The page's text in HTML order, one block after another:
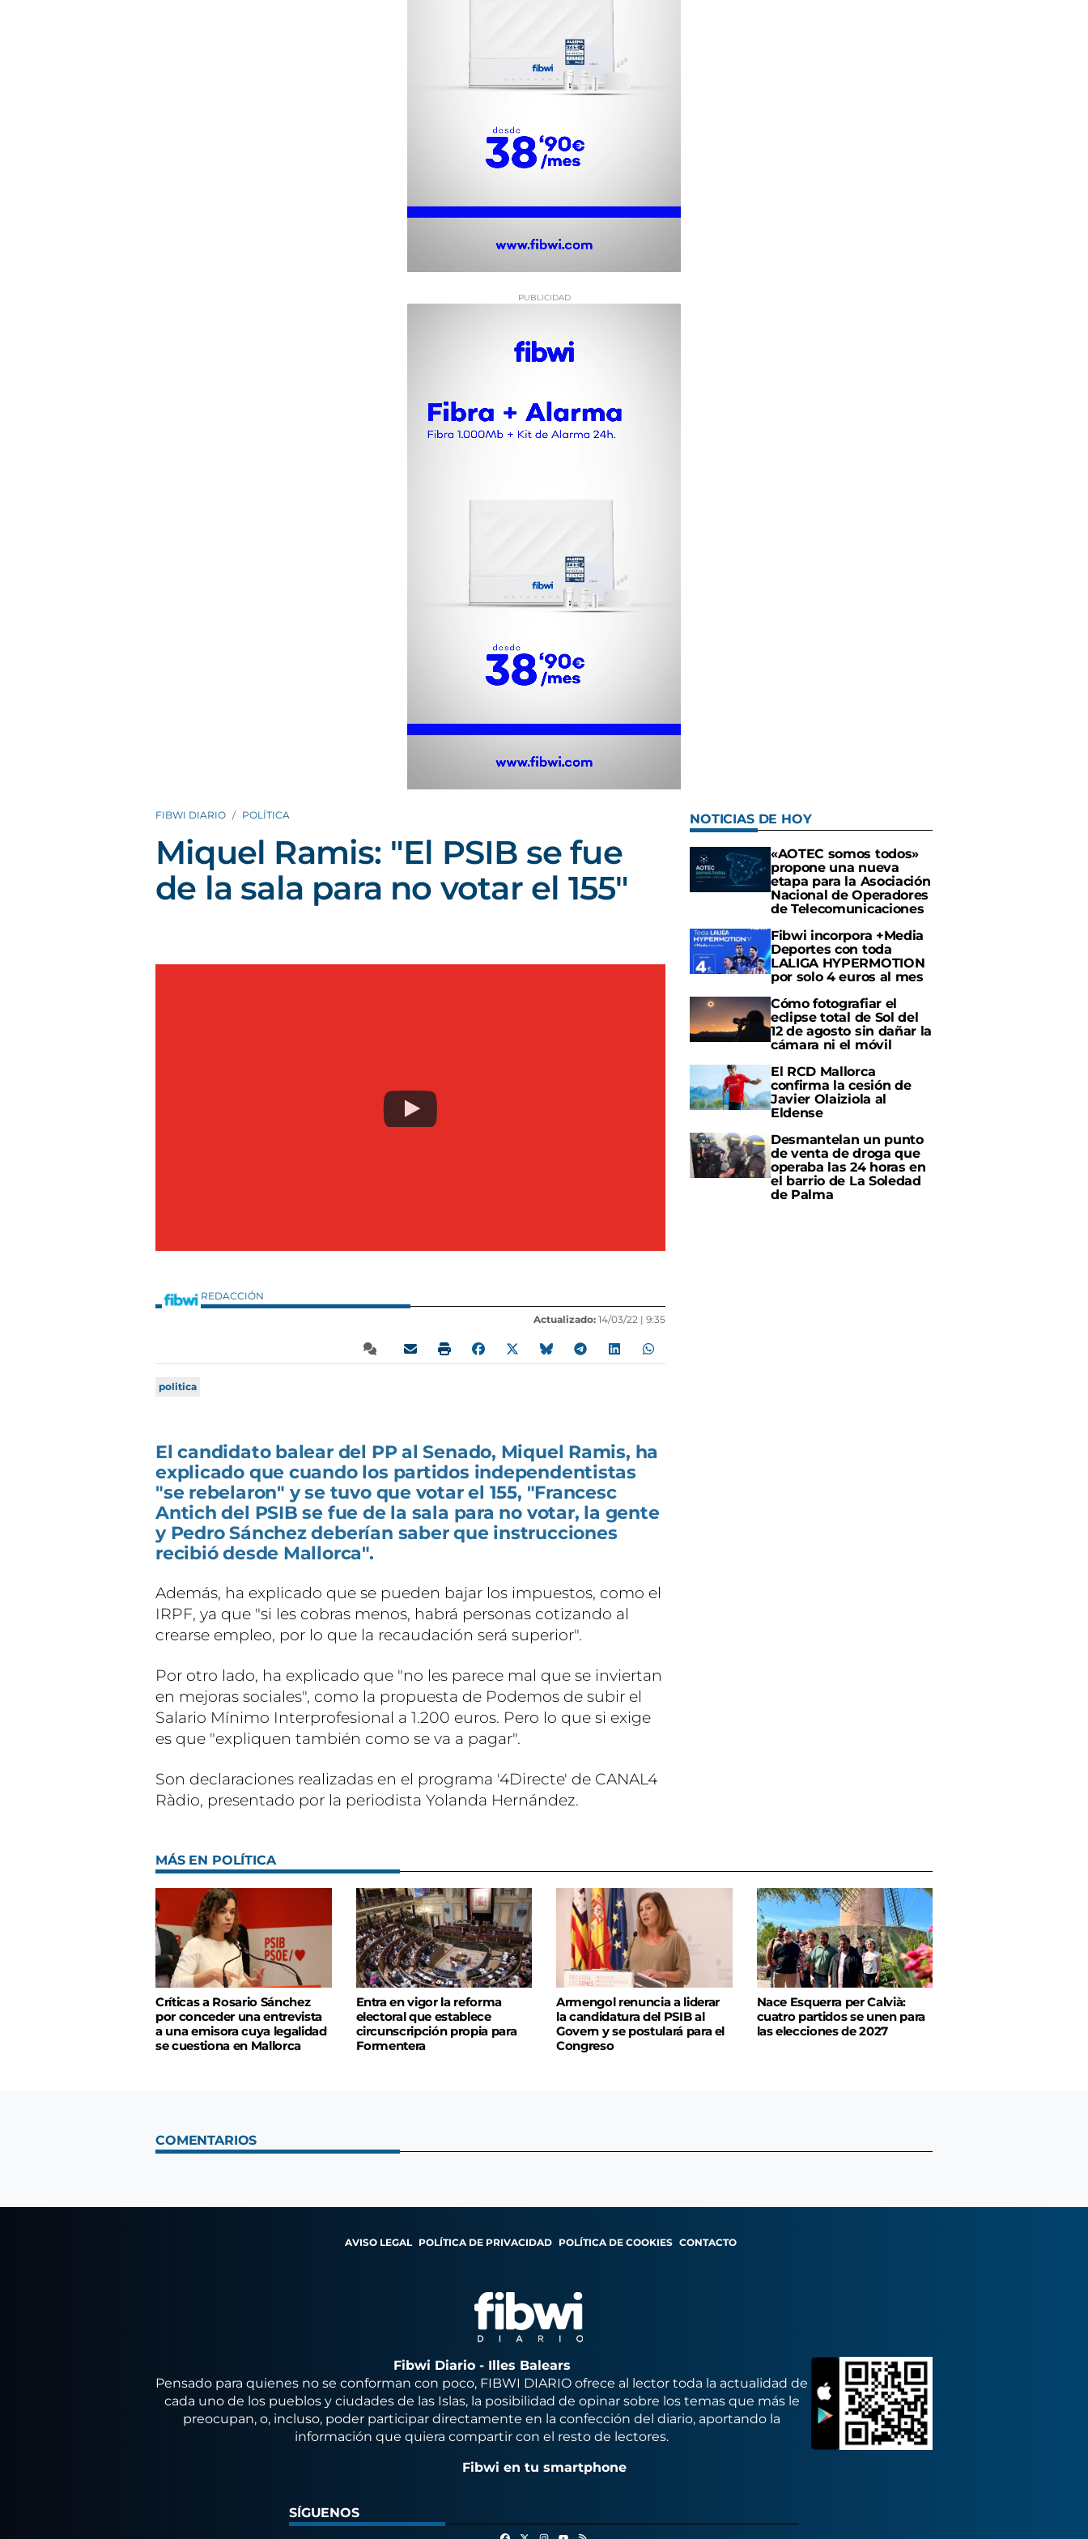
FIBWI DIARIO POLÍTICA
Miquel Ramis: "El PSIB se fue
de la sala para no votar el 155"
REDACCIÓN
Actualizado: 14/03/22 | 9:35
politica
El candidato balear del PP al Senado, Miquel Ramis, ha
explicado que cuando los partidos independentistas
"se rebelaron" y se tuvo que votar el 155, "Francesc
Antich del PSIB se fue de la sala para no votar, la gente
y Pedro Sánchez deberían saber que instrucciones
recibió desde Mallorca".
Además, ha explicado que se pueden bajar los impuestos, como el
IRPF, ya que "si les cobras menos, habrá personas cotizando al
crearse empleo, por lo que la recaudación será superior".
Por otro lado, ha explicado que "no les parece mal que se inviertan
en mejoras sociales", como la propuesta de Podemos de subir el
Salario Mínimo Interprofesional a 1.200 euros. Pero lo que si exige
es que "expliquen también como se va a pagar".
Son declaraciones realizadas en el programa '4Directe' de CANAL4
Ràdio, presentado por la periodista Yolanda Hernández.
NOTICIAS DE HOY
«AOTEC somos todos»
propone una nueva
etapa para la Asociación
Nacional de Operadores
de Telecomunicaciones
Fibwi incorpora +Media
Deportes con toda
LALIGA HYPERMOTION
por solo 4 euros al mes
Cómo fotografiar el
eclipse total de Sol del
12 de agosto sin dañar la
cámara ni el móvil
El RCD Mallorca
confirma la cesión de
Javier Olaiziola al
Eldense
Desmantelan un punto
de venta de droga que
operaba las 24 horas en
el barrio de La Soledad
de Palma
MÁS EN POLÍTICA
Críticas a Rosario Sánchez
por conceder una entrevista
a una emisora cuya legalidad
se cuestiona en Mallorca
Entra en vigor la reforma
electoral que establece
circunscripción propia para
Formentera
Armengol renuncia a liderar
la candidatura del PSIB al
Govern y se postulará para el
Congreso
Nace Esquerra per Calvià:
cuatro partidos se unen para
las elecciones de 2027
COMENTARIOS
AVISO LEGAL POLÍTICA DE PRIVACIDAD POLÍTICA DE COOKIES CONTACTO
Fibwi Diario - Illes Balears
Pensado para quienes no se conforman con poco, FIBWI DIARIO ofrece al lector toda la actualidad de
cada uno de los pueblos y ciudades de las Islas, la posibilidad de opinar sobre los temas que más le
preocupan, o, incluso, poder participar directamente en la confección del diario, aportando la
información que quiera compartir con el resto de lectores.
Fibwi en tu smartphone
SÍGUENOS
FacebookInstagram